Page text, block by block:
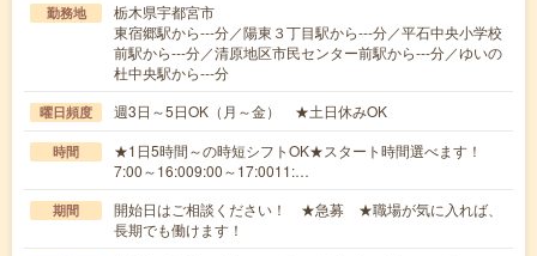
勤務地
栃木県宇都宮市
東宿郷駅から---分／陽東３丁目駅から---分／平石中央小学校
前駅から---分／清原地区市民センター前駅から---分／ゆいの
杜中央駅から---分
曜日頻度 週3日～5日OK（月～金） ★土日休みOK
時間
★1日5時間～の時短シフトOK★スタート時間選べます！
7:00～16:009:00～17:0011:…
期間
開始日はご相談ください！ ★急募 ★職場が気に入れば、
長期でも働けます！